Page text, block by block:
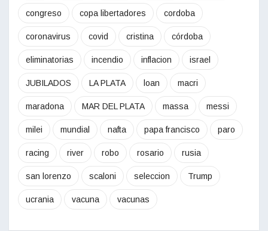
congreso copa libertadores cordoba
coronavirus covid cristina córdoba
eliminatorias incendio inflacion israel
JUBILADOS LA PLATA loan macri
maradona MAR DEL PLATA massa messi
milei mundial nafta papa francisco paro
racing river robo rosario rusia
san lorenzo scaloni seleccion Trump
ucrania vacuna vacunas